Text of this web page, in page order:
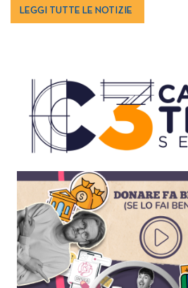
LEGGI TUTTE LE NOTIZIE